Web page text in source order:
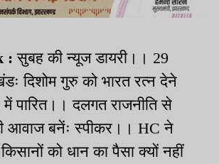
: सुबह की न्यूज डायरी।। 29
दिशोम गुरु को भारत रत्न देने
में पारित।। दलगत राजनीति से
आवाज बनेंः स्पीकर।। HC ने
को धान का पैसा क्यों नहीं